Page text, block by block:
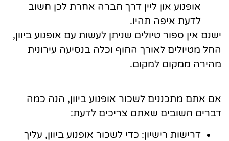
אופנוע און ליין דרך חברה אחרת לכן חשוב
לדעת איפה תהיו.
ישנם אין ספור טיולים שניתן לעשות עם אופנוע ביוון,
החל מטיולים לאורך החוף וכלה בנסיעה עירונית
מהירה ממקום למקום.
אם אתם מתכננים לשכור אופנוע ביוון, הנה כמה
דברים חשובים שאתם צריכים לדעת:
דרישות רישיון: כדי לשכור אופנוע ביוון, עליך